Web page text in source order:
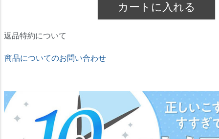
カートに入れる
返品特約について
商品についてのお問い合わせ